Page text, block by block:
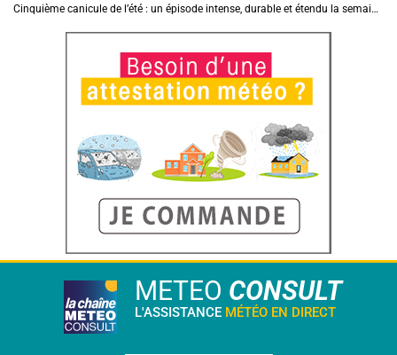
Cinquième canicule de l’été : un épisode intense, durable et étendu la semaine prochaine
METEO CONSULT
L'ASSISTANCE MÉTÉO EN DIRECT